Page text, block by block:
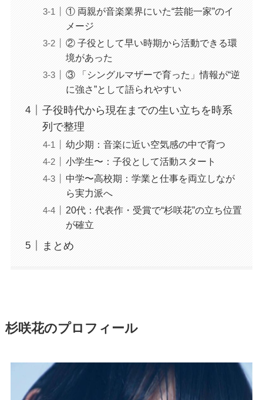
① 両親が音楽業界にいた“芸能一家”のイ
メージ
② 子役として早い時期から活動できる環
境があった
③ 「シングルマザーで育った」情報が“逆
に強さ”として語られやすい
子役時代から現在までの生い立ちを時系
列で整理
幼少期：音楽に近い空気感の中で育つ
小学生〜：子役として活動スタート
中学〜高校期：学業と仕事を両立しなが
ら実力派へ
20代：代表作・受賞で“杉咲花”の立ち位置
が確立
まとめ
杉咲花のプロフィール